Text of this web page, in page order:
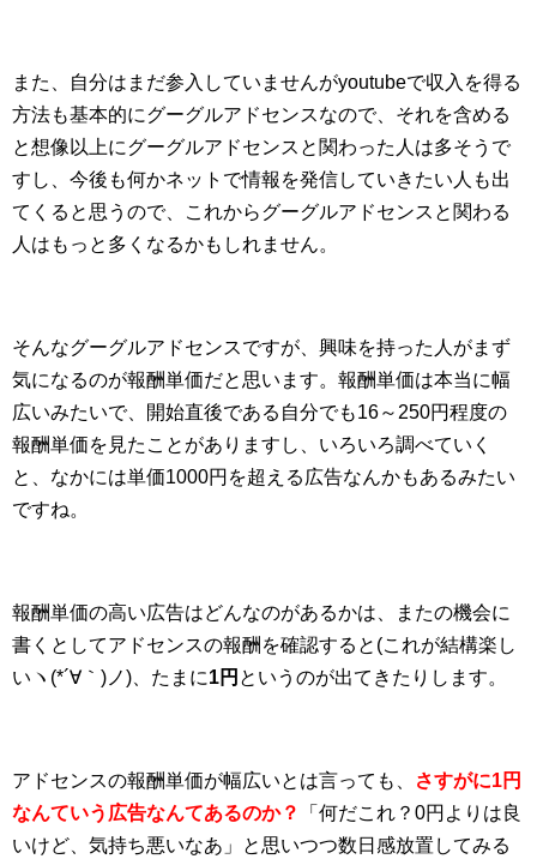
また、自分はまだ参入していませんがyoutubeで収入を得る
方法も基本的にグーグルアドセンスなので、それを含める
と想像以上にグーグルアドセンスと関わった人は多そうで
すし、今後も何かネットで情報を発信していきたい人も出
てくると思うので、これからグーグルアドセンスと関わる
人はもっと多くなるかもしれません。
そんなグーグルアドセンスですが、興味を持った人がまず
気になるのが報酬単価だと思います。報酬単価は本当に幅
広いみたいで、開始直後である自分でも16～250円程度の
報酬単価を見たことがありますし、いろいろ調べていく
と、なかには単価1000円を超える広告なんかもあるみたい
ですね。
報酬単価の高い広告はどんなのがあるかは、またの機会に
書くとしてアドセンスの報酬を確認すると(これが結構楽し
いヽ(*´∀｀)ノ)、たまに1円 というのが出てきたりします。
アドセンスの報酬単価が幅広いとは言っても、
さすがに1円
なんていう広告なんてあるのか？
「何だこれ？0円よりは良
いけど、気持ち悪いなあ」と思いつつ数日感放置してみる